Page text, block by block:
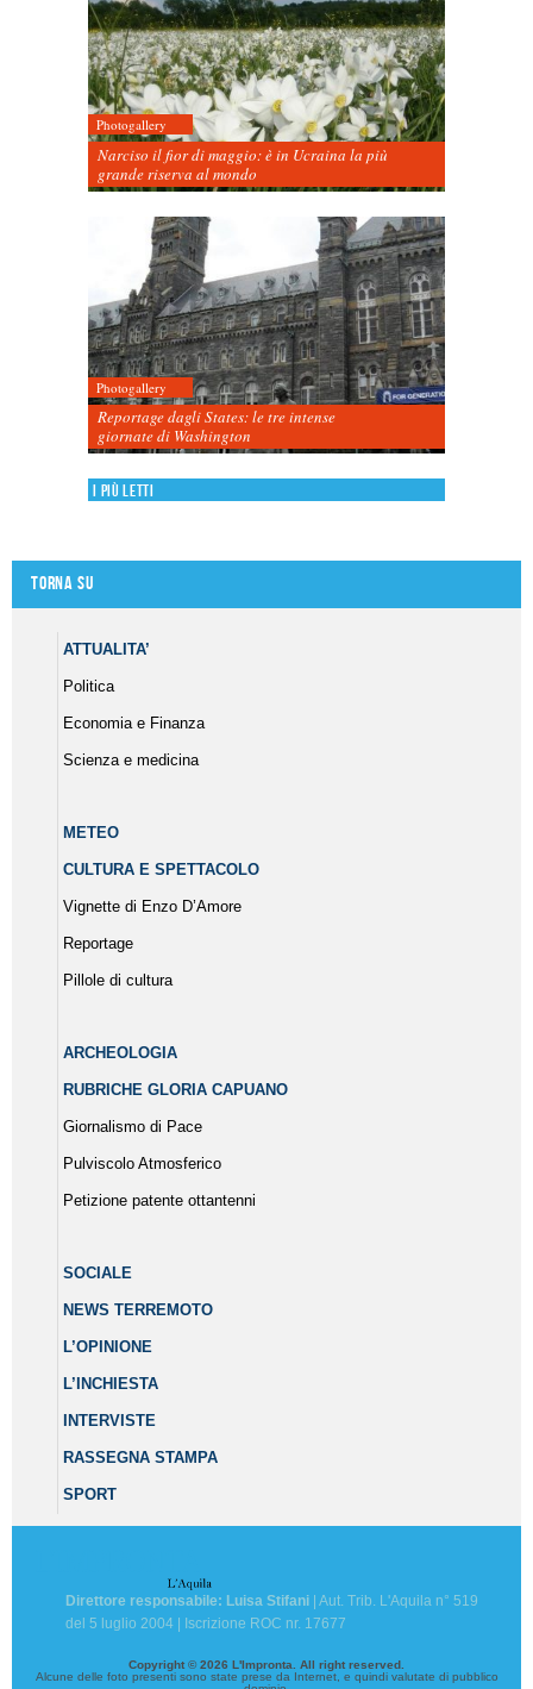
Photogallery
Narciso il fior di maggio: è in Ucraina la più
grande riserva al mondo
Photogallery
Reportage dagli States: le tre intense
giornate di Washington
I più letti
Torna su
ATTUALITA’
Politica
Economia e Finanza
Scienza e medicina
METEO
CULTURA E SPETTACOLO
Vignette di Enzo D’Amore
Reportage
Pillole di cultura
ARCHEOLOGIA
RUBRICHE GLORIA CAPUANO
Giornalismo di Pace
Pulviscolo Atmosferico
Petizione patente ottantenni
SOCIALE
NEWS TERREMOTO
L’OPINIONE
L’INCHIESTA
INTERVISTE
RASSEGNA STAMPA
SPORT
Direttore responsabile: Luisa Stifani | Aut. Trib. L'Aquila n° 519
del 5 luglio 2004 | Iscrizione ROC nr. 17677
Copyright © 2026 L'Impronta. All right reserved.
Alcune delle foto presenti sono state prese da Internet, e quindi valutate di pubblico